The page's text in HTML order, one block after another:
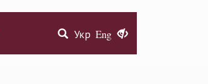
Укр Eng